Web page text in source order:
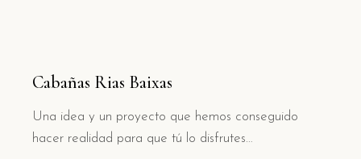
Cabañas Rias Baixas
Una idea y un proyecto que hemos conseguido
hacer realidad para que tú lo disfrutes…